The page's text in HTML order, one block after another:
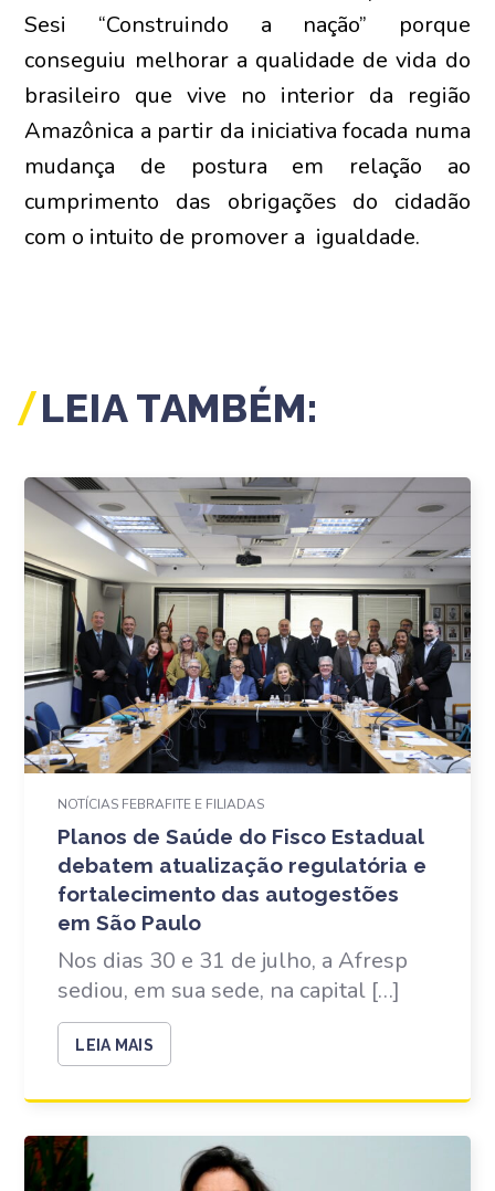
Sesi “Construindo a nação” porque
conseguiu melhorar a qualidade de vida do
brasileiro que vive no interior da região
Amazônica a partir da iniciativa focada numa
mudança de postura em relação ao
cumprimento das obrigações do cidadão
com o intuito de promover a igualdade.
LEIA TAMBÉM:
NOTÍCIAS FEBRAFITE E FILIADAS
Planos de Saúde do Fisco Estadual
debatem atualização regulatória e
fortalecimento das autogestões
em São Paulo
Nos dias 30 e 31 de julho, a Afresp
sediou, em sua sede, na capital […]
LEIA MAIS